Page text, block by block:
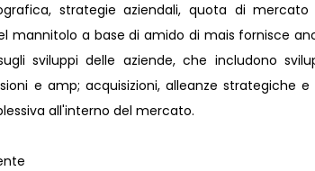
strategie aziendali, quota di
mannitolo a base di amido di mais fornisce
sviluppi delle aziende, che includono
e amp; acquisizioni, alleanze strategiche
all'interno del mercato.